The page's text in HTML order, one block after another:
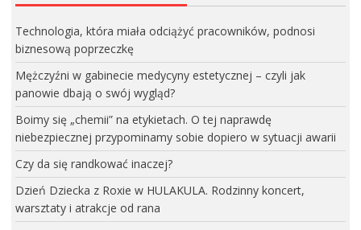
Technologia, która miała odciążyć pracowników, podnosi
biznesową poprzeczkę
Mężczyźni w gabinecie medycyny estetycznej – czyli jak
panowie dbają o swój wygląd?
Boimy się „chemii” na etykietach. O tej naprawdę
niebezpiecznej przypominamy sobie dopiero w sytuacji awarii
Czy da się randkować inaczej?
Dzień Dziecka z Roxie w HULAKULA. Rodzinny koncert,
warsztaty i atrakcje od rana